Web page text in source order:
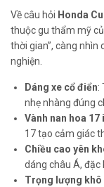
Về câu hỏi Honda
thuộc gu thẩm mỹ
thời gian”, càng nhìn
nghiện.
Dáng xe cổ điển:
nhẹ nhàng đúng
Vành nan hoa 17
17 tạo cảm giác
Chiều cao yên
dáng châu Á, đặc
Trọng lượng khô